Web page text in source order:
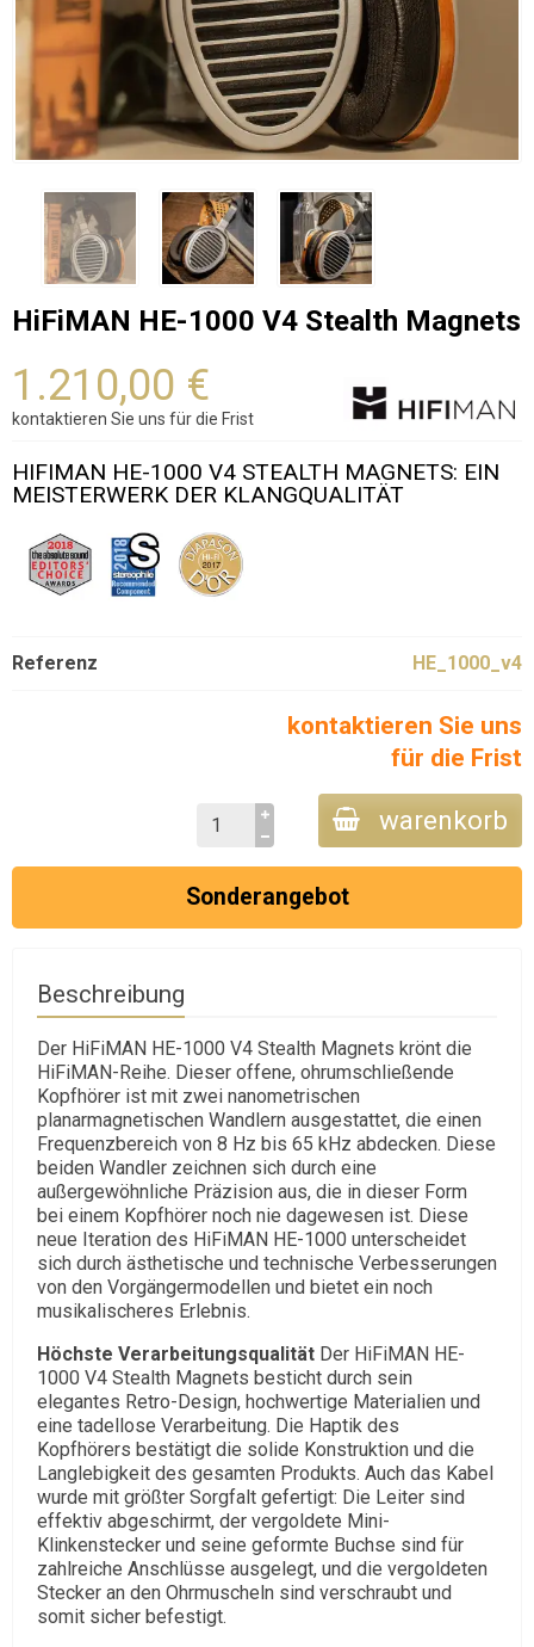
HiFiMAN HE-1000 V4 Stealth Magnets
1.210,00 €
kontaktieren Sie uns für die Frist
HIFIMAN HE-1000 V4 STEALTH MAGNETS: EIN
MEISTERWERK DER KLANGQUALITÄT
Referenz HE_1000_v4
kontaktieren Sie uns
für die Frist
warenkorb
Sonderangebot
Beschreibung
Der HiFiMAN HE-1000 V4 Stealth Magnets krönt die
HiFiMAN-Reihe. Dieser offene, ohrumschließende
Kopfhörer ist mit zwei nanometrischen
planarmagnetischen Wandlern ausgestattet, die einen
Frequenzbereich von 8 Hz bis 65 kHz abdecken. Diese
beiden Wandler zeichnen sich durch eine
außergewöhnliche Präzision aus, die in dieser Form
bei einem Kopfhörer noch nie dagewesen ist. Diese
neue Iteration des HiFiMAN HE-1000 unterscheidet
sich durch ästhetische und technische Verbesserungen
von den Vorgängermodellen und bietet ein noch
musikalischeres Erlebnis.
Höchste Verarbeitungsqualität Der HiFiMAN HE-
1000 V4 Stealth Magnets besticht durch sein
elegantes Retro-Design, hochwertige Materialien und
eine tadellose Verarbeitung. Die Haptik des
Kopfhörers bestätigt die solide Konstruktion und die
Langlebigkeit des gesamten Produkts. Auch das Kabel
wurde mit größter Sorgfalt gefertigt: Die Leiter sind
effektiv abgeschirmt, der vergoldete Mini-
Klinkenstecker und seine geformte Buchse sind für
zahlreiche Anschlüsse ausgelegt, und die vergoldeten
Stecker an den Ohrmuscheln sind verschraubt und
somit sicher befestigt.